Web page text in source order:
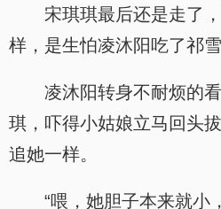
宋琪琪最后还是走了
样，是生怕凌沐阳吃了祁雪
凌沐阳转身不耐烦的
琪，吓得小姑娘立马回头
追她一样。
“喂，她胆子本来就小